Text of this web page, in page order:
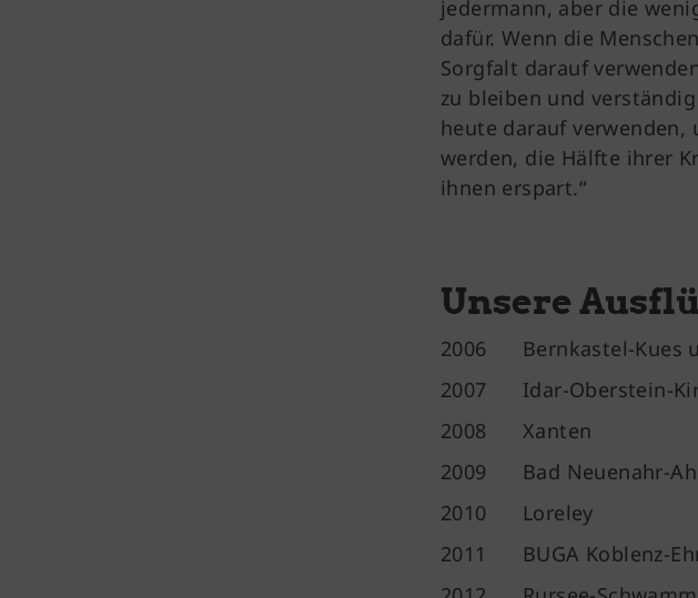
jedermann, aber die
dafür. Wenn die
Sorgfalt darauf
zu bleiben und
heute darauf verwenden,
werden, die Hälfte ihrer
ihnen erspart.“
Unsere
2006 Bernkastel-Kues
2007 Idar-Oberstein-
2008 Xanten
2009 Bad Neuenahr-
2010 Loreley
2011 BUGA Koblenz-